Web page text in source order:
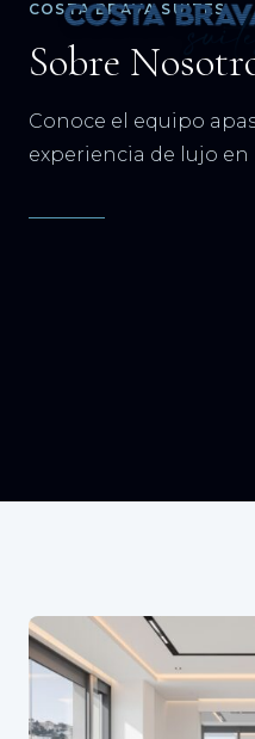
COSTA BRAVA SUITES
Sobre
Conoce el equipo
experiencia de lujo en